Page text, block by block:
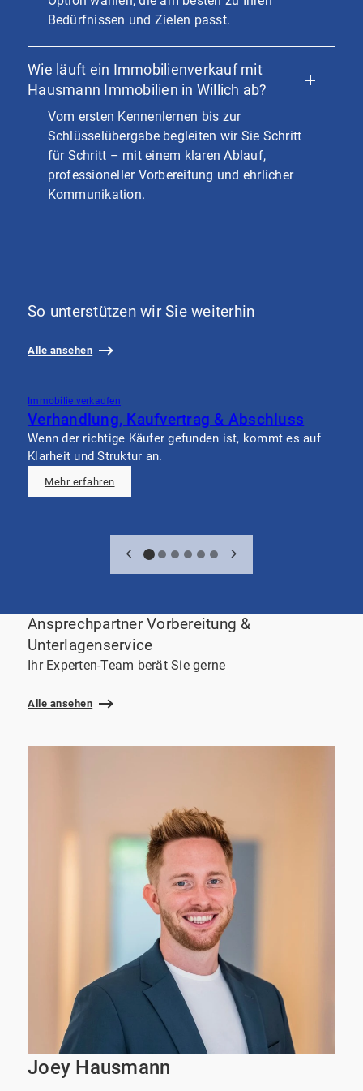
Bedürfnissen und Zielen passt.
Wie läuft ein Immobilienverkauf mit
Hausmann Immobilien in Willich ab?
Vom ersten Kennenlernen bis zur
Schlüsselübergabe begleiten wir Sie Schritt
für Schritt – mit einem klaren Ablauf,
professioneller Vorbereitung und ehrlicher
Kommunikation.
So unterstützen wir Sie weiterhin
Alle ansehen
Immobilie verkaufen
Verhandlung, Kaufvertrag & Abschluss
Wenn der richtige Käufer gefunden ist, kommt es auf
Klarheit und Struktur an.
Mehr erfahren
Ansprechpartner Vorbereitung &
Unterlagenservice
Ihr Experten-Team berät Sie gerne
Alle ansehen
Joey Hausmann